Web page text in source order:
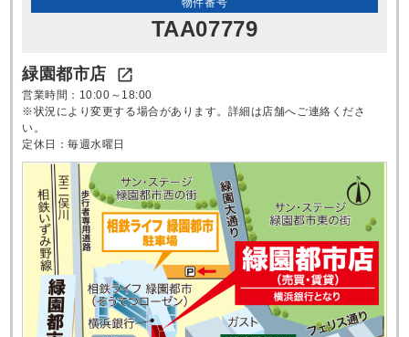
TAA07779
緑園都市店 
営業時間：10:00～18:00
※状況により変更する場合があります。詳細は店舗へご連絡くださ
い。
定休日：毎週水曜日